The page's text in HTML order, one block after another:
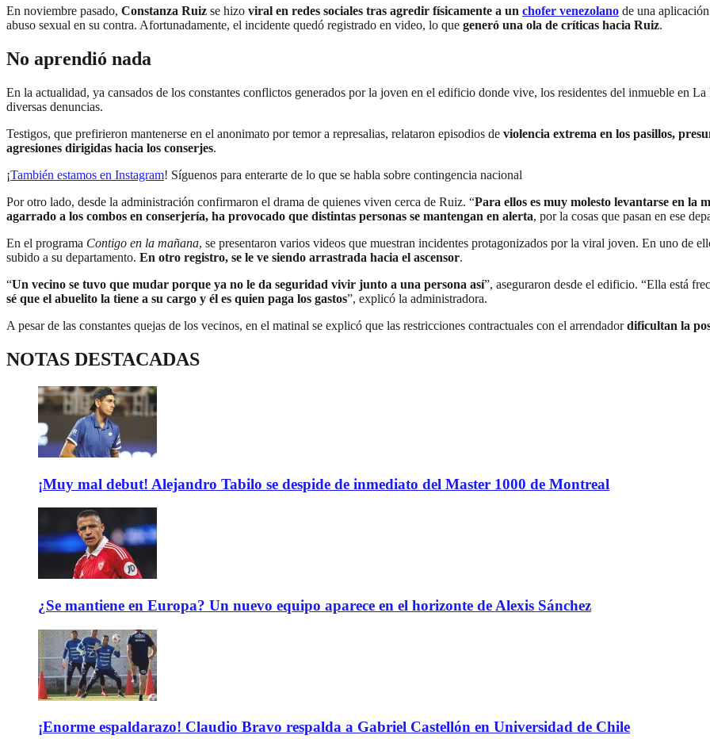
En noviembre pasado, Constanza Ruiz se hizo viral en redes sociales tras agredir físicamente a un chofer venezolano de una
abuso sexual en su contra. Afortunadamente, el incidente quedó registrado en video, lo que generó una ola de críticas hacia Ruiz.
No aprendió nada
En la actualidad, ya cansados de los constantes conflictos generados por la joven en el edificio donde vive, los residentes del inmueble en
diversas denuncias.
Testigos, que prefirieron mantenerse en el anonimato por temor a represalias, relataron episodios de violencia extrema en los pasillos,
agresiones dirigidas hacia los conserjes.
¡También estamos en Instagram! Síguenos para enterarte de lo que se habla sobre contingencia nacional
Por otro lado, desde la administración confirmaron el drama de quienes viven cerca de Ruiz. “Para ellos es muy molesto levantarse en la
agarrado a los combos en conserjería, ha provocado que distintas personas se mantengan en alerta, por la cosas que pasan en ese
En el programa Contigo en la mañana, se presentaron varios videos que muestran incidentes protagonizados por la viral joven. En uno de
subido a su departamento. En otro registro, se le ve siendo arrastrada hacia el ascensor.
“Un vecino se tuvo que mudar porque ya no le da seguridad vivir junto a una persona así”, aseguraron desde el edificio. “Ella está
sé que el abuelito la tiene a su cargo y él es quien paga los gastos”, explicó la administradora.
A pesar de las constantes quejas de los vecinos, en el matinal se explicó que las restricciones contractuales con el arrendadordificultan la
NOTAS DESTACADAS
¡Muy mal debut! Alejandro Tabilo se despide de inmediato del Master 1000 de Montreal
¿Se mantiene en Europa? Un nuevo equipo aparece en el horizonte de Alexis Sánchez
¡Enorme espaldarazo! Claudio Bravo respalda a Gabriel Castellón en Universidad de Chile